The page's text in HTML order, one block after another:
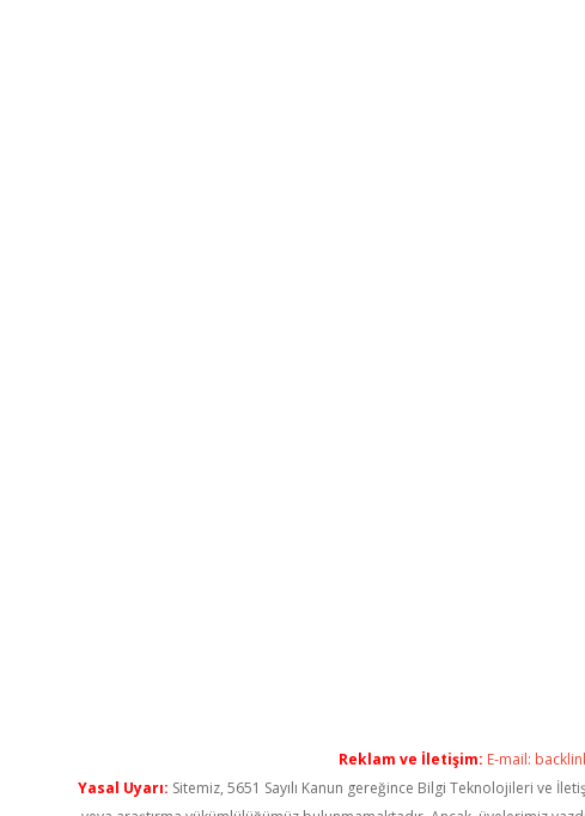
Reklam ve İletişim: E-mail:
Yasal Uyarı: Sitemiz, 5651 Sayılı Kanun gereğince Bilgi Teknolojileri ve